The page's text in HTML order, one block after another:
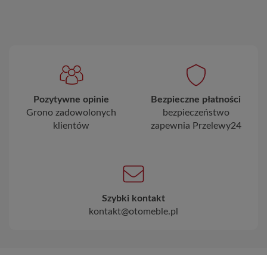
Pozytywne opinie
Grono zadowolonych
klientów
Bezpieczne płatności
bezpieczeństwo
zapewnia Przelewy24
Szybki kontakt
kontakt@otomeble.pl